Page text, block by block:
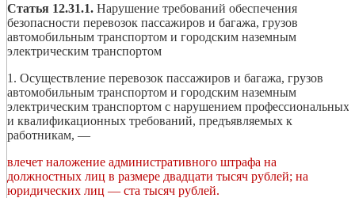
Статья 12.31.1. Нарушение требований обеспечения
безопасности перевозок пассажиров и багажа, грузов
автомобильным транспортом и городским наземным
электрическим транспортом
1. Осуществление перевозок пассажиров и багажа, грузов
автомобильным транспортом и городским наземным
электрическим транспортом с нарушением профессиональных
и квалификационных требований, предъявляемых к
работникам, —
влечет наложение административного штрафа на
должностных лиц в размере двадцати тысяч рублей; на
юридических лиц — ста тысяч рублей.